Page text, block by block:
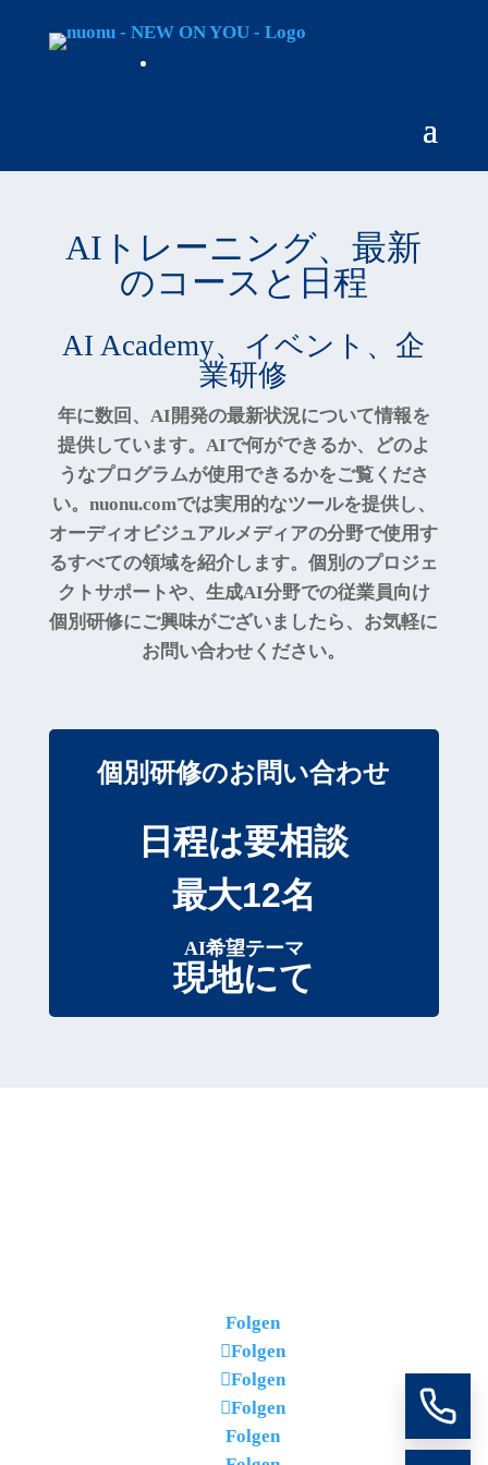
AIトレーニング、最新
のコースと日程
AI Academy、イベント、企
業研修
年に数回、AI開発の最新状況について情報を
提供しています。AIで何ができるか、どのよ
うなプログラムが使用できるかをご覧くださ
い。nuonu.comでは実用的なツールを提供し、
オーディオビジュアルメディアの分野で使用す
るすべての領域を紹介します。個別のプロジェ
クトサポートや、生成AI分野での従業員向け
個別研修にご興味がございましたら、お気軽に
お問い合わせください。
個別研修のお問い合わせ
日程は要相談
最大12名
AI希望テーマ
現地にて
Folgen
Folgen
Folgen
Folgen
Folgen